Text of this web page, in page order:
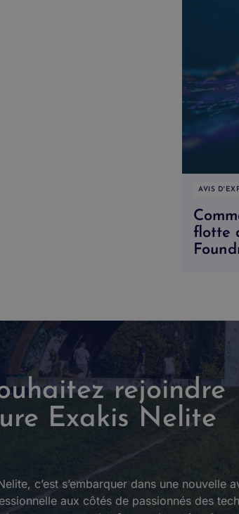
AVIS
flotte
rejoindre
Exakis Nelite
c’est s’embarquer dans une nouvelle
aux côtés de passionnés des